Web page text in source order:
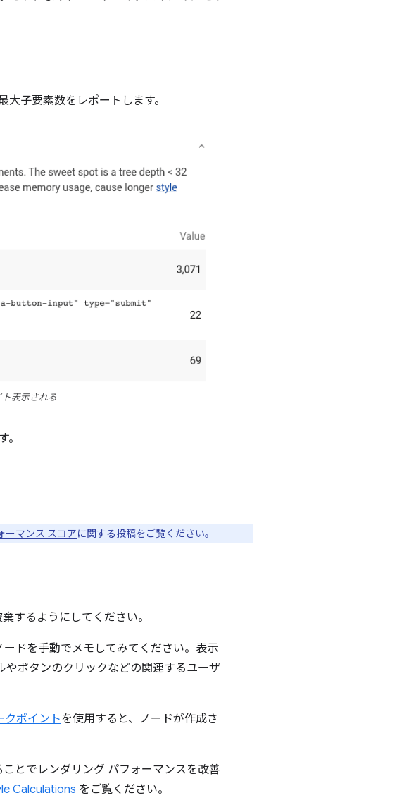
子要素数をレポートします。
表示される
ーマンス スコアに関する投稿をご覧ください。
するようにしてください。
ドを手動でメモしてみてください。表示
ボタンのクリックなどの関連するユーザ
クポイントを使用すると、ノードが作成さ
とでレンダリング パフォーマンスを改善
Calculations をご覧ください。